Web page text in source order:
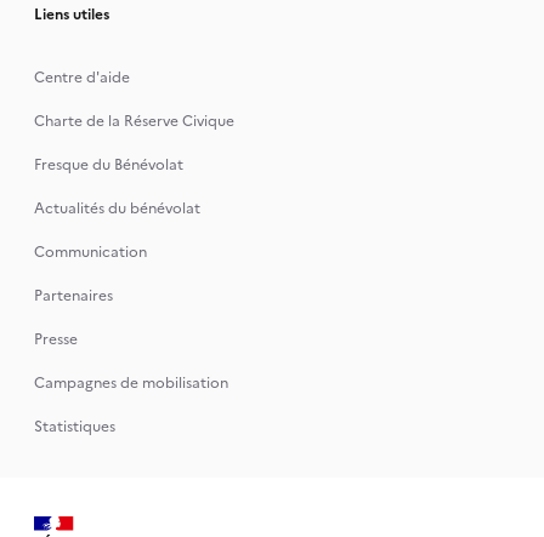
Liens utiles
Centre d'aide
Charte de la Réserve Civique
Fresque du Bénévolat
Actualités du bénévolat
Communication
Partenaires
Presse
Campagnes de mobilisation
Statistiques